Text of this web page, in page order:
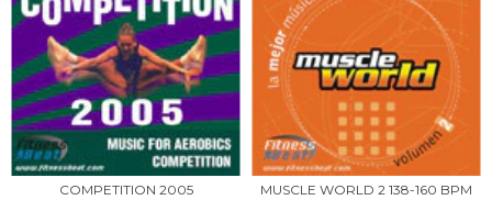
COMPETITION 2005 MUSCLE WORLD 2 138-160 BPM